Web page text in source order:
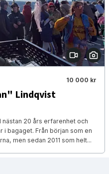
10 000 kr
Lindqvist
nästan 20 års erfarenhet och
i bagaget. Från början som en
men sedan 2011 som helt...